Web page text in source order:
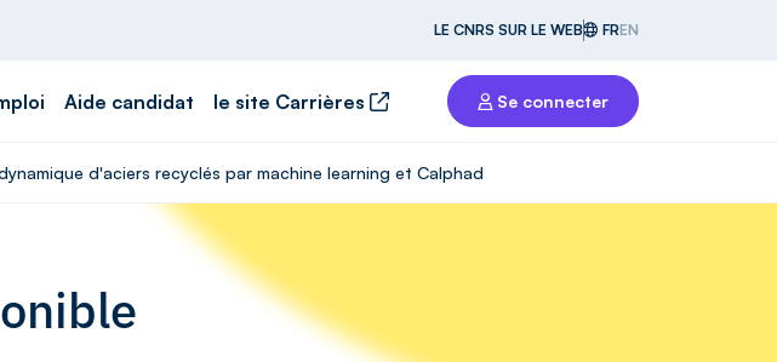
LE CNRS SUR LE WEB FREN
Aide candidat le site Carrières Se connecter
d'aciers recyclés par machine learning et Calphad